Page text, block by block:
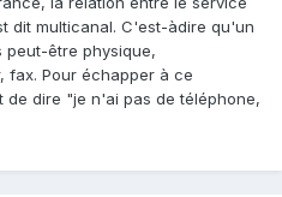
dit multicanal. C'est-àdire qu'un
être physique,
fax. Pour échapper à ce
dire "je n'ai pas de téléphone,